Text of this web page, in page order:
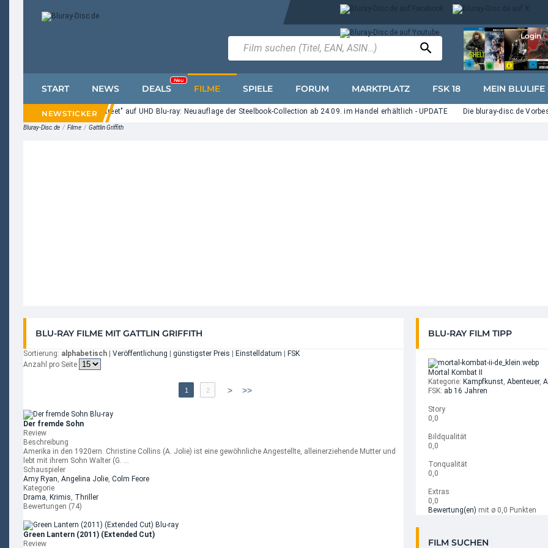
Login
START NEWS DEALS
Neu
FILME SPIELE FORUM MARKTPLATZ FSK 18 MEIN BLULIFE
"Nightmare on Elm Street" auf UHD Blu-ray: Neuauflage der Steelbook-Collection ab 24.09. im Handel erhältlich - UPDATE Die bluray-disc.de
Bluray-Disc.de / Filme / Gattlin Griffith
BLU-RAY FILME MIT GATTLIN GRIFFITH
Sortierung: alphabetisch Veröffentlichung günstigster Preis Einstelldatum
FSK
Anzahl pro Seite
1 2 > >>
Der fremde Sohn
Review
Beschreibung
Amerika in den 1920ern. Christine Collins (A. Jolie) ist eine gewöhnliche Angestellte, alleinerziehende Mutter und
lebt mit ihrem Sohn Walter (G. ...
Schauspieler
Amy Ryan, Angelina Jolie, Colm Feore
Kategorie
Drama, Krimis, Thriller
Bewertungen (74)
Green Lantern (2011) (Extended Cut)
Review
BLU-RAY FILM TIPP
Mortal Kombat II
Kategorie: Kampfkunst, Abenteuer,
FSK: ab 16 Jahren
Story
0,0
Bildqualität
0,0
Tonqualität
0,0
Extras
0,0
Bewertung(en) mit ø 0,0 Punkten
FILM SUCHEN